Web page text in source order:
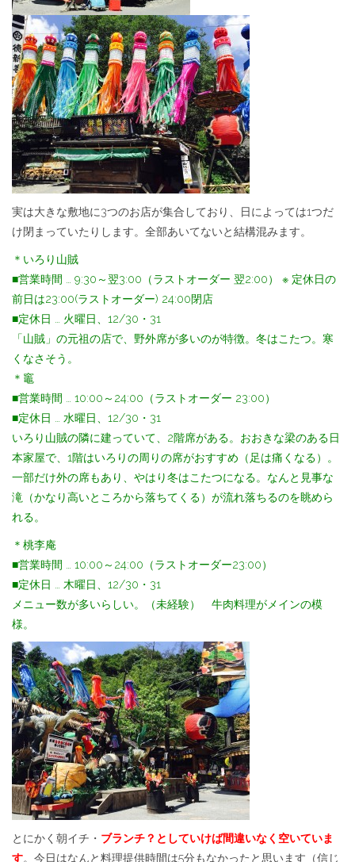
実は大きな敷地に3つのお店が集合しており、日によっては1つだ
け閉まっていたりします。全部あいてないと結構混みます。
＊いろり山賊
■営業時間 … 9:30～翌3:00（ラストオーダー 翌2:00） ※ 定休日の
前日は23:00(ラストオーダー) 24:00閉店
■定休日 … 火曜日、12/30・31
「山賊」の元祖の店で、野外席が多いのが特徴。冬はこたつ。寒
くなさそう。
＊竈
■営業時間 … 10:00～24:00（ラストオーダー 23:00）
■定休日 … 水曜日、12/30・31
いろり山賊の隣に建っていて、2階席がある。おおきな梁のある日
本家屋で、1階はいろりの周りの席がおすすめ（足は痛くなる）。
一部だけ外の席もあり、やはり冬はこたつになる。なんと見事な
滝（かなり高いところから落ちてくる）が流れ落ちるのを眺めら
れる。
＊桃李庵
■営業時間 … 10:00～24:00（ラストオーダー23:00）
■定休日 … 木曜日、12/30・31
メニュー数が多いらしい。（未経験） 牛肉料理がメインの模
様。
とにかく朝イチ・ ブランチ？としていけば間違いなく空いていま
す。今日はなんと料理提供時間は5分もなかったと思います（信じ